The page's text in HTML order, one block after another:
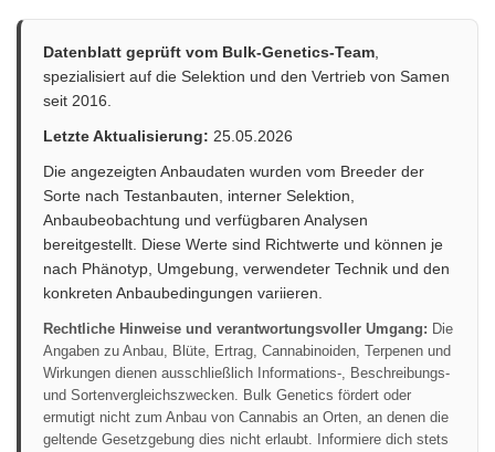
Datenblatt geprüft vom Bulk-Genetics-Team
spezialisiert auf die Selektion und den Vertrieb von Samen
seit 2016.
Letzte Aktualisierung: 25.05.2026
Die angezeigten Anbaudaten wurden vom Breeder der
Sorte nach Testanbauten, interner Selektion,
Anbaubeobachtung und verfügbaren Analysen
bereitgestellt. Diese Werte sind Richtwerte und können je
nach Phänotyp, Umgebung, verwendeter Technik und den
konkreten Anbaubedingungen variieren.
Rechtliche Hinweise und verantwortungsvoller Umgang: Die
Angaben zu Anbau, Blüte, Ertrag, Cannabinoiden, Terpenen und
Wirkungen dienen ausschließlich Informations-, Beschreibungs-
und Sortenvergleichszwecken. Bulk Genetics fördert oder
ermutigt nicht zum Anbau von Cannabis an Orten, an denen die
geltende Gesetzgebung dies nicht erlaubt. Informiere dich stets